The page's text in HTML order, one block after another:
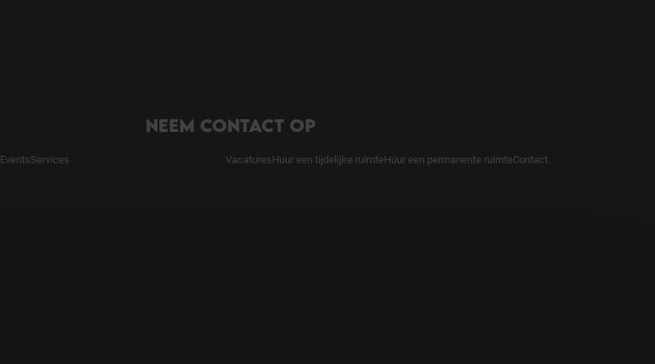
EventsServices
NEEM CONTACT OP
VacaturesHuur een tijdelijke ruimteHuur een permanente ruimteContact